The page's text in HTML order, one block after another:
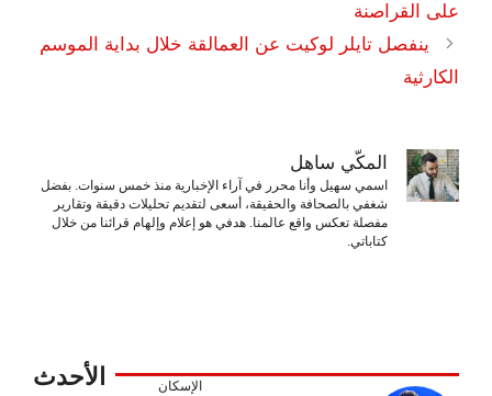
على القراصنة
ينفصل تايلر لوكيت عن العمالقة خلال بداية الموسم
الكارثية
المكّي ساهل
اسمي سهيل وأنا محرر في آراء الإخبارية منذ خمس سنوات. بفضل
شغفي بالصحافة والحقيقة، أسعى لتقديم تحليلات دقيقة وتقارير
مفصلة تعكس واقع عالمنا. هدفي هو إعلام وإلهام قرائنا من خلال
كتاباتي.
الأحدث الإسكان